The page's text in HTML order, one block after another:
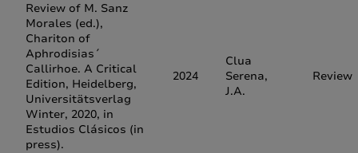
Review of M. Sanz
Morales (ed.),
Chariton of
Aphrodisias´
Callirhoe. A Critical
Edition, Heidelberg,
Universitätsverlag
Winter, 2020, in
Estudios Clásicos (in
press).
2024
Clua
Serena,
J.A.
Review